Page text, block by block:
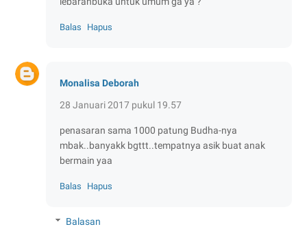
Balas Hapus
Monalisa Deborah
28 Januari 2017 pukul 19.57
penasaran sama 1000 patung Budha-nya
mbak..banyakk bgttt..tempatnya asik buat anak
bermain yaa
Balas Hapus
Balasan